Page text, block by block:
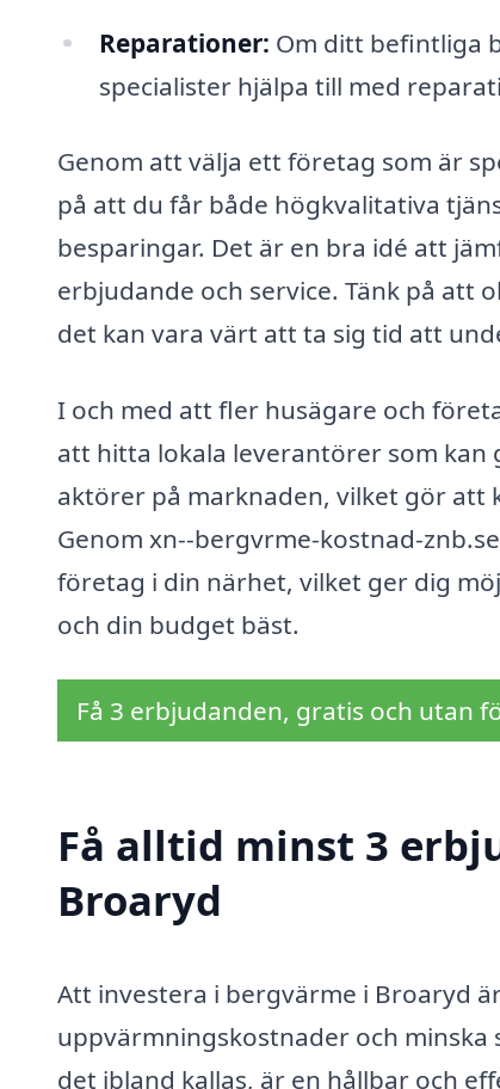
Reparationer: Om ditt befintliga
specialister hjälpa till med
Genom att välja ett företag som är
på att du får både högkvalitativa
besparingar. Det är en bra idé att
erbjudande och service. Tänk på att
det kan vara värt att ta sig tid att
I och med att fler husägare och
att hitta lokala leverantörer som
aktörer på marknaden, vilket gör att
Genom xn--bergvrme-kostnad-
företag i din närhet, vilket ger dig
och din budget bäst.
Få 3 erbjudanden, gratis och utan
Få alltid minst 3
Broaryd
Att investera i bergvärme i Broaryd
uppvärmningskostnader och
det ibland kallas, är en hållbar och